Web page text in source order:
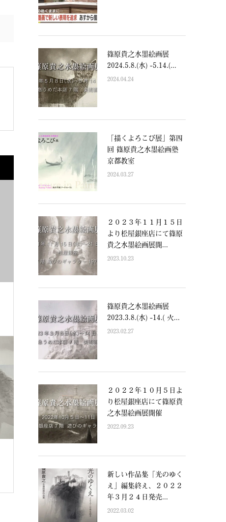
篠原貴之水墨絵画展
2024.5.8.(水) -5.14.(...
2024.04.24
「描くよろこび展」第四
回 篠原貴之水墨絵画塾
京都教室
2024.03.27
２０２３年１１月１５日
より松屋銀座店にて篠原
貴之水墨絵画展開...
2023.10.23
篠原貴之水墨絵画展
2023.3.8.(水) -14.( 火...
2023.02.27
２０２２年１０月５日よ
り松屋銀座店にて篠原貴
之水墨絵画展開催
2022.09.23
新しい作品集「光のゆく
え」編集終え、２０２２
年３月２４日発売...
2022.03.02